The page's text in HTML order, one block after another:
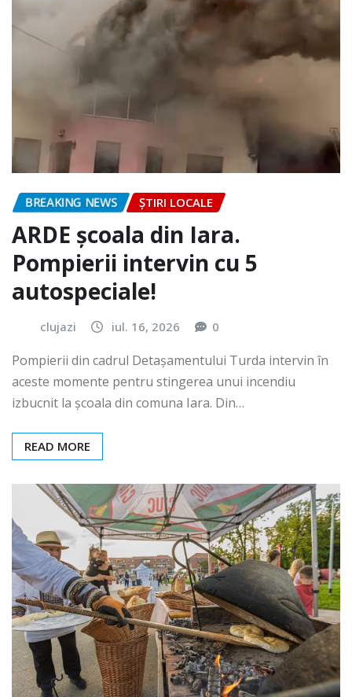
BREAKING NEWS ȘTIRI LOCALE
ARDE școala din Iara.
Pompierii intervin cu 5
autospeciale!
clujazi iul. 16, 2026 0
Pompierii din cadrul Detașamentului Turda intervin în
aceste momente pentru stingerea unui incendiu
izbucnit la școala din comuna Iara. Din…
READ MORE